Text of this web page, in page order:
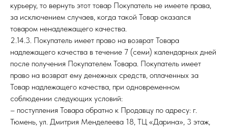
курьеру, то вернуть этот товар Покупатель не имеете права,
за исключением случаев, когда такой Товар оказался
товаром ненадлежащего качества.
2.14.3. Покупатель имеет право на возврат Товара
надлежащего качества в течение 7 (семи) календарных дней
после получения Покупателем Товара. Покупатель имеет
право на возврат ему денежных средств, оплаченных за
Товар надлежащего качества, при одновременном
соблюдении следующих условий:
– поступления Товара обратно к Продавцу по адресу: г.
Тюмень, ул. Дмитрия Менделеева 18, ТЦ «Дарина», 3 этаж,